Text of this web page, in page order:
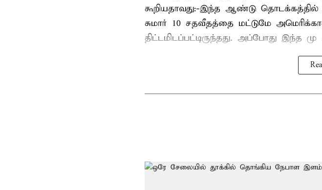
கூறியதாவது:-இந்த ஆண்டு
சுமார் 10 சதவீதத்தை மட்டுமே
திட்டமிடப்பட்டிருந்தது. அப்போது இந்த மு